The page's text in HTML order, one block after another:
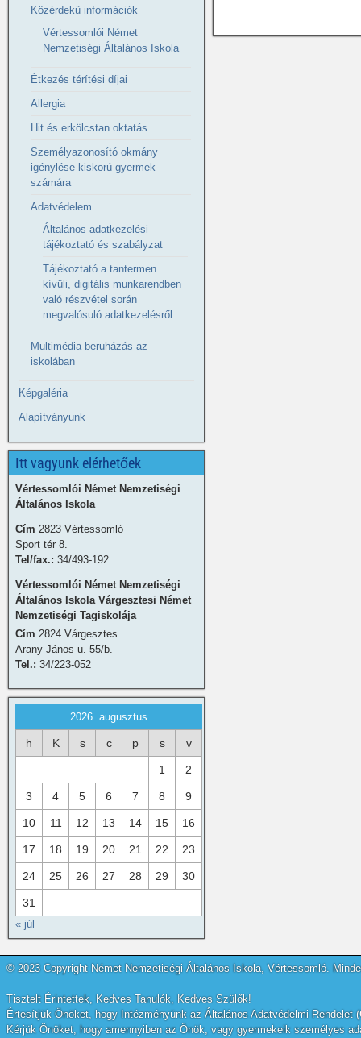
Közérdekű információk
Vértessomlói Német
Nemzetiségi Általános Iskola
Étkezés térítési díjai
Allergia
Hit és erkölcstan oktatás
Személyazonosító okmány
igénylése kiskorú gyermek
számára
Adatvédelem
Általános adatkezelési
tájékoztató és szabályzat
Tájékoztató a tantermen
kívüli, digitális munkarendben
való részvétel során
megvalósuló adatkezelésről
Multimédia beruházás az
iskolában
Képgaléria
Alapítványunk
Itt vagyunk elérhetőek
Vértessomlói Német Nemzetiségi
Általános Iskola
Cím 2823 Vértessomló
Sport tér 8.
Tel/fax.: 34/493-192
Vértessomlói Német Nemzetiségi
Általános Iskola Várgesztesi Német
Nemzetiségi Tagiskolája
Cím 2824 Várgesztes
Arany János u. 55/b.
Tel.: 34/223-052
2026. augusztus
h K s c p s v
1 2
3 4 5 6 7 8 9
10 11 12 13 14 15 16
17 18 19 20 21 22 23
24 25 26 27 28 29 30
31
« júl
© 2023 Copyright Német Nemzetiségi Általános Iskola, Vértessomló.
Tisztelt Érintettek, Kedves Tanulók, Kedves Szülők!
Értesítjük Önöket, hogy Intézményünk az Általános Adatvédelmi
Kérjük Önöket, hogy amennyiben az Önök, vagy gyermekeik személyes